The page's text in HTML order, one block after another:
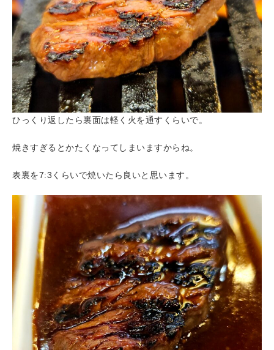
ひっくり返したら裏面は軽く火を通すくらいで。
焼きすぎるとかたくなってしまいますからね。
表裏を7:3くらいで焼いたら良いと思います。